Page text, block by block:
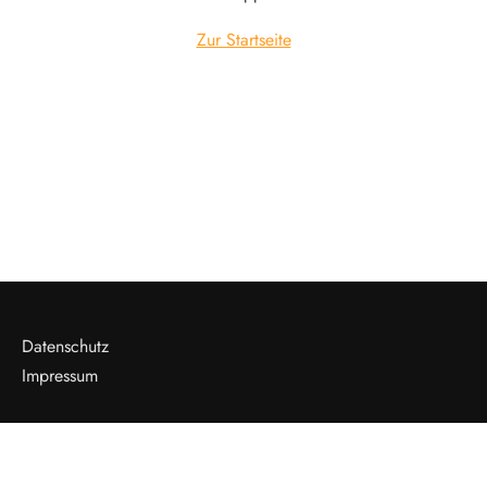
Zur Startseite
Datenschutz
Impressum